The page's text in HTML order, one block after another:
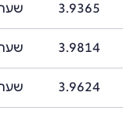
3.9365 שער
3.9814 שער
3.9624 שער